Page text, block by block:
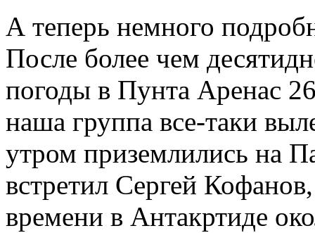
А теперь немного
После более чем
погоды в Пунта Аренас
наша группа все-таки
утром приземлились на
встретил Сергей
времени в Антакртиде